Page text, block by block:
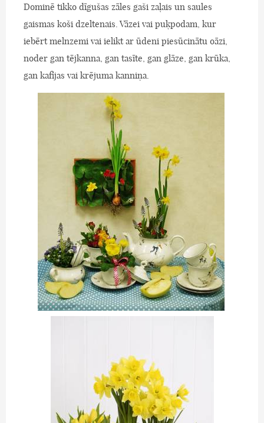
Dominē tikko dīgušas zāles gaši zaļais un saules
gaismas koši dzeltenais. Vāzei vai puķpodam, kur
iebērt melnzemi vai ielikt ar ūdeni piesūcinātu oāzi,
noder gan tējkanna, gan tasīte, gan glāze, gan krūka,
gan kafijas vai krējuma kanniņa.